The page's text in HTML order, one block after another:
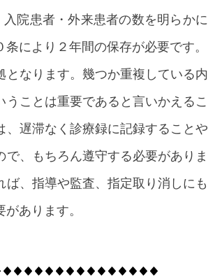
院患者・外来患者の数を明らかに
により２年間の保存が必要です。
なります。幾つか重複している内
ことは重要であると言いかえるこ
、遅滞なく診療録に記録することや
、もちろん遵守する必要がありま
、指導や監査、指定取り消しにも
あります。